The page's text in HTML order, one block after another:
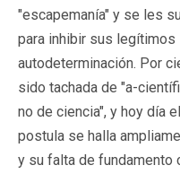
"escapemanía" y se les
para inhibir sus
autodeterminación. Por
sido tachada de "a-
no de ciencia", y hoy día
postula se halla
y su falta de fundamento